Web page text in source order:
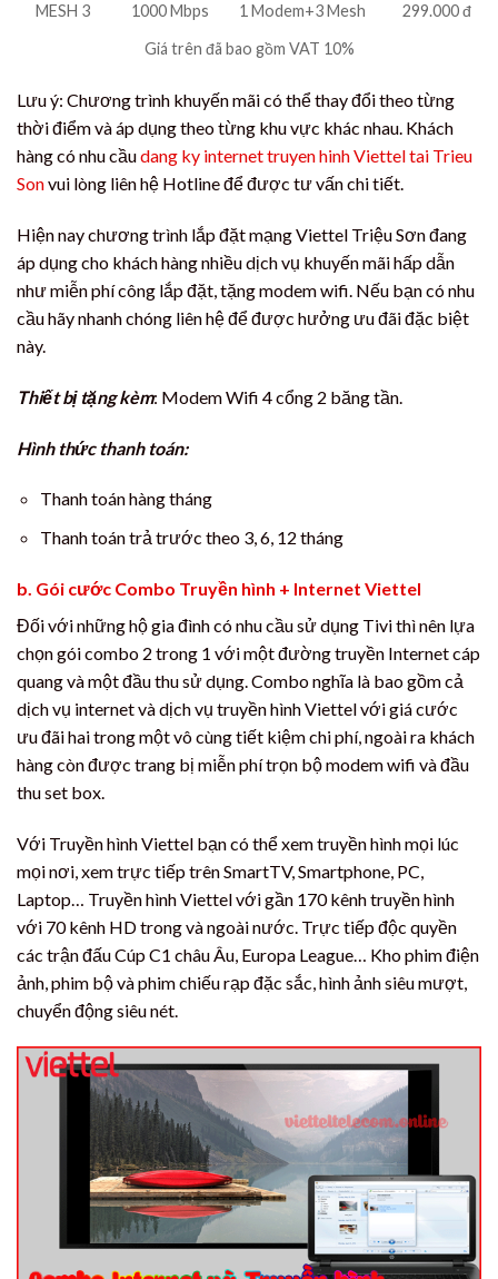
MESH 3
1000 Mbps 1 Modem+3 Mesh
299.000 đ
Giá trên đã bao gồm VAT 10%
Lưu ý: Chương trình khuyến mãi có thể thay đổi theo từng
thời điểm và áp dụng theo từng khu vực khác nhau. Khách
hàng có nhu cầudang ky internet truyen hinh Viettel tai Trieu
Sonvui lòng liên hệ Hotline để được tư vấn chi tiết.
Hiện nay chương trình lắp đặt mạng Viettel Triệu Sơn đang
áp dụng cho khách hàng nhiều dịch vụ khuyến mãi hấp dẫn
như miễn phí công lắp đặt, tặng modem wifi. Nếu bạn có nhu
cầu hãy nhanh chóng liên hệ để được hưởng ưu đãi đặc biệt
này.
Thiết bị tặng kèm: Modem Wifi 4 cổng 2 băng tần.
Hình thức thanh toán:
Thanh toán hàng tháng
Thanh toán trả trước theo 3, 6, 12 tháng
b. Gói cước Combo Truyền hình + Internet Viettel
Đối với những hộ gia đình có nhu cầu sử dụng Tivi thì nên lựa
chọn gói combo 2 trong 1 với một đường truyền Internet cáp
quang và một đầu thu sử dụng. Combo nghĩa là bao gồm cả
dịch vụ internet và dịch vụ truyền hình Viettel với giá cước
ưu đãi hai trong một vô cùng tiết kiệm chi phí, ngoài ra khách
hàng còn được trang bị miễn phí trọn bộ modem wifi và đầu
thu set box.
Với Truyền hình Viettel bạn có thể xem truyền hình mọi lúc
mọi nơi, xem trực tiếp trên SmartTV, Smartphone, PC,
Laptop… Truyền hình Viettel với gần 170 kênh truyền hình
với 70 kênh HD trong và ngoài nước. Trực tiếp độc quyền
các trận đấu Cúp C1 châu Âu, Europa League… Kho phim điện
ảnh, phim bộ và phim chiếu rạp đặc sắc, hình ảnh siêu mượt,
chuyển động siêu nét.